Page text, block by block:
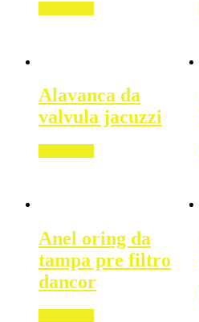
Alavanca da
valvula jacuzzi
Anel oring da
tampa pre filtro
dancor